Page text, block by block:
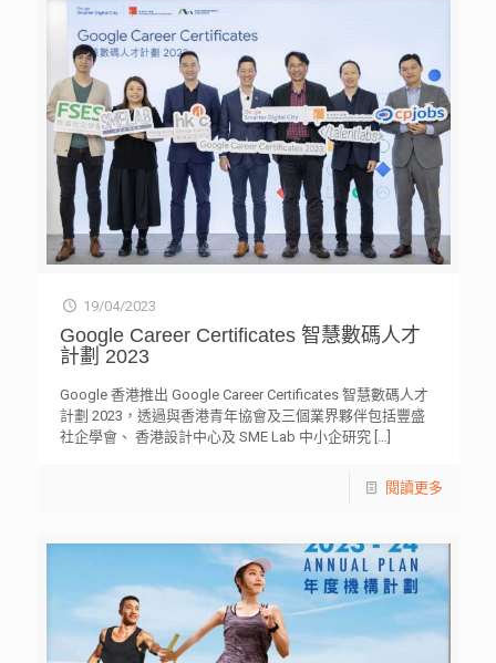
19/04/2023
Google Career Certificates 智慧數碼人才
計劃 2023
Google 香港推出 Google Career Certificates 智慧數碼人才
計劃 2023，透過與香港青年協會及三個業界夥伴包括豐盛
社企學會、 香港設計中心及 SME Lab 中小企研究[…]
閱讀更多